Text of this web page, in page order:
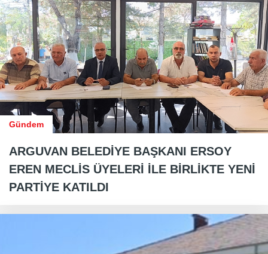
Gündem
ARGUVAN BELEDİYE BAŞKANI ERSOY
EREN MECLİS ÜYELERİ İLE BİRLİKTE YENİ
PARTİYE KATILDI